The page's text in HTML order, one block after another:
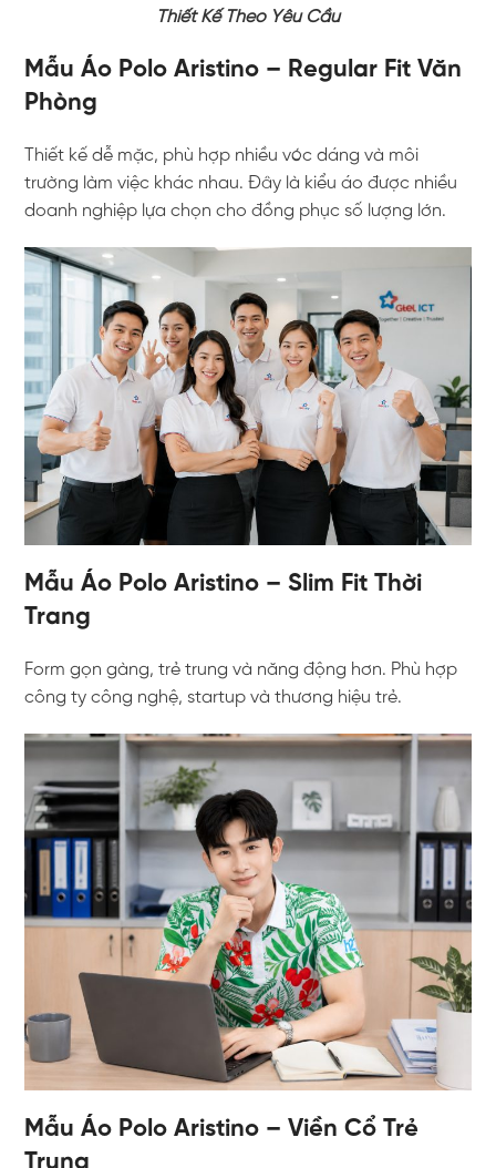
Thiết Kế Theo Yêu Cầu
Mẫu Áo Polo Aristino – Regular Fit Văn
Phòng
Thiết kế dễ mặc, phù hợp nhiều vóc dáng và môi
trường làm việc khác nhau. Đây là kiểu áo được nhiều
doanh nghiệp lựa chọn cho đồng phục số lượng lớn.
Mẫu Áo Polo Aristino – Slim Fit Thời
Trang
Form gọn gàng, trẻ trung và năng động hơn. Phù hợp
công ty công nghệ, startup và thương hiệu trẻ.
Mẫu Áo Polo Aristino – Viền Cổ Trẻ
Trung